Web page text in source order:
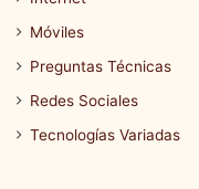
Móviles
Preguntas Técnicas
Redes Sociales
Tecnologías Variadas